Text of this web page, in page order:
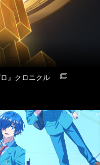
』クロニクル